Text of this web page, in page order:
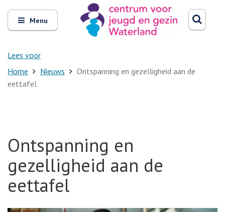
Open
en
sluit
Menu
Lees voor
Zoeken
Home Nieuws
Ontspanning en gezelligheid aan de
eettafel
Ontspanning en
gezelligheid aan de
eettafel